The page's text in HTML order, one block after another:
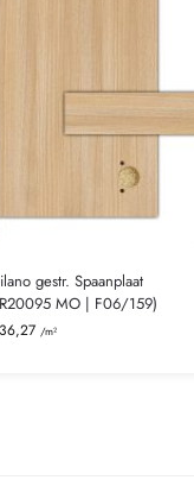
gestr. Spaanplaat
MO | F06/159)
/m²